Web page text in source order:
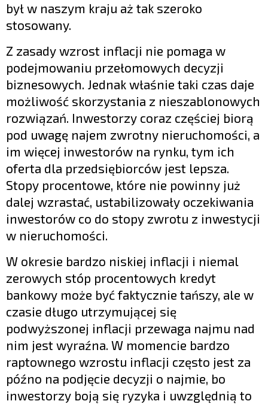
był w naszym kraju aż tak szeroko
stosowany.
Z zasady wzrost inflacji nie pomaga w
podejmowaniu przełomowych decyzji
biznesowych. Jednak właśnie taki czas daje
możliwość skorzystania z nieszablonowych
rozwiązań. Inwestorzy coraz częściej biorą
pod uwagę najem zwrotny nieruchomości, a
im więcej inwestorów na rynku, tym ich
oferta dla przedsiębiorców jest lepsza.
Stopy procentowe, które nie powinny już
dalej wzrastać, ustabilizowały oczekiwania
inwestorów co do stopy zwrotu z inwestycji
w nieruchomości.
W okresie bardzo niskiej inflacji i niemal
zerowych stóp procentowych kredyt
bankowy może być faktycznie tańszy, ale w
czasie długo utrzymującej się
podwyższonej inflacji przewaga najmu nad
nim jest wyraźna. W momencie bardzo
raptownego wzrostu inflacji często jest za
późno na podjęcie decyzji o najmie, bo
inwestorzy boją się ryzyka i uwzględnią to